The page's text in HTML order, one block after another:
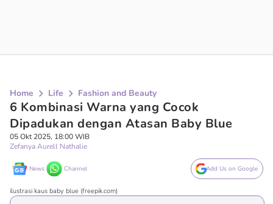
Home Life Fashion and Beauty
6 Kombinasi Warna yang Cocok
Dipadukan dengan Atasan Baby Blue
05 Okt 2025, 18:00 WIB
Zefanya Aurell Nathalie
News Channel Add Us on Google
ilustrasi kaus baby blue (freepik.com)